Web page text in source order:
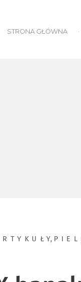
STRONA GŁÓWNA
,